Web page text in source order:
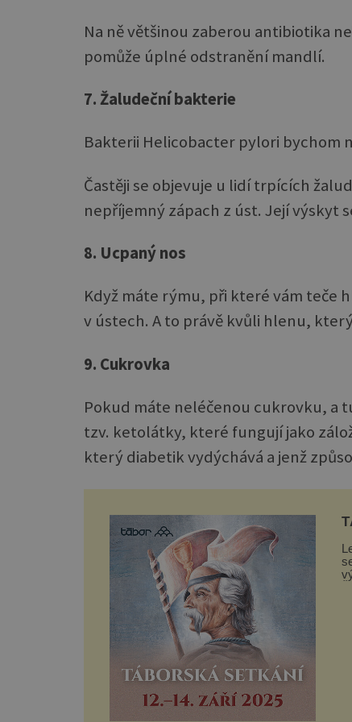
Na ně většinou zaberou antibiotika
pomůže úplné odstranění mandlí.
7. Žaludeční bakterie
Bakterii Helicobacter pylori bychom
Častěji se objevuje u lidí trpících
nepříjemný zápach z úst. Její výskyt
8. Ucpaný nos
Když máte rýmu, při které vám teče
v ústech. A to právě kvůli hlenu,
9. Cukrovka
Pokud máte neléčenou cukrovku, a
tzv. ketolátky, které fungují jako
který diabetik vydýchává a jenž